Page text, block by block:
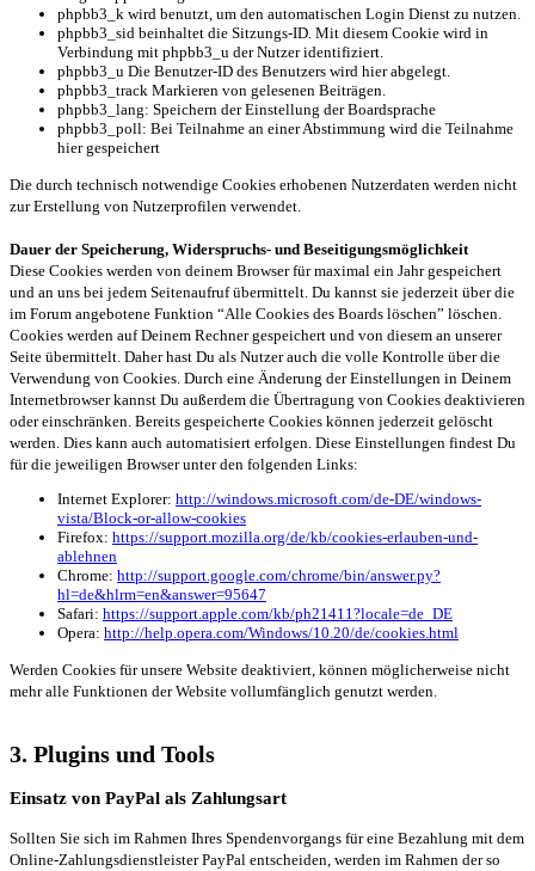
phpbb3_k wird benutzt, um den automatischen Login Dienst zu nutzen.
phpbb3_sid beinhaltet die Sitzungs-ID. Mit diesem Cookie wird in
Verbindung mit phpbb3_u der Nutzer identifiziert.
phpbb3_u Die Benutzer-ID des Benutzers wird hier abgelegt.
phpbb3_track Markieren von gelesenen Beiträgen.
phpbb3_lang: Speichern der Einstellung der Boardsprache
phpbb3_poll: Bei Teilnahme an einer Abstimmung wird die Teilnahme
hier gespeichert
Die durch technisch notwendige Cookies erhobenen Nutzerdaten werden nicht
zur Erstellung von Nutzerprofilen verwendet.
Dauer der Speicherung, Widerspruchs- und Beseitigungsmöglichkeit
Diese Cookies werden von deinem Browser für maximal ein Jahr gespeichert
und an uns bei jedem Seitenaufruf übermittelt. Du kannst sie jederzeit über die
im Forum angebotene Funktion “Alle Cookies des Boards löschen” löschen.
Cookies werden auf Deinem Rechner gespeichert und von diesem an unserer
Seite übermittelt. Daher hast Du als Nutzer auch die volle Kontrolle über die
Verwendung von Cookies. Durch eine Änderung der Einstellungen in Deinem
Internetbrowser kannst Du außerdem die Übertragung von Cookies deaktivieren
oder einschränken. Bereits gespeicherte Cookies können jederzeit gelöscht
werden. Dies kann auch automatisiert erfolgen. Diese Einstellungen findest Du
für die jeweiligen Browser unter den folgenden Links:
Internet Explorer: http://windows.microsoft.com/de-DE/windows-
vista/Block-or-allow-cookies
Firefox: https://support.mozilla.org/de/kb/cookies-erlauben-und-
ablehnen
Chrome: http://support.google.com/chrome/bin/answer.py?
hl=de&hlrm=en&answer=95647
Safari: https://support.apple.com/kb/ph21411?locale=de_DE
Opera: http://help.opera.com/Windows/10.20/de/cookies.html
Werden Cookies für unsere Website deaktiviert, können möglicherweise nicht
mehr alle Funktionen der Website vollumfänglich genutzt werden.
3. Plugins und Tools
Einsatz von PayPal als Zahlungsart
Sollten Sie sich im Rahmen Ihres Spendenvorgangs für eine Bezahlung mit dem
Online-Zahlungsdienstleister PayPal entscheiden, werden im Rahmen der so